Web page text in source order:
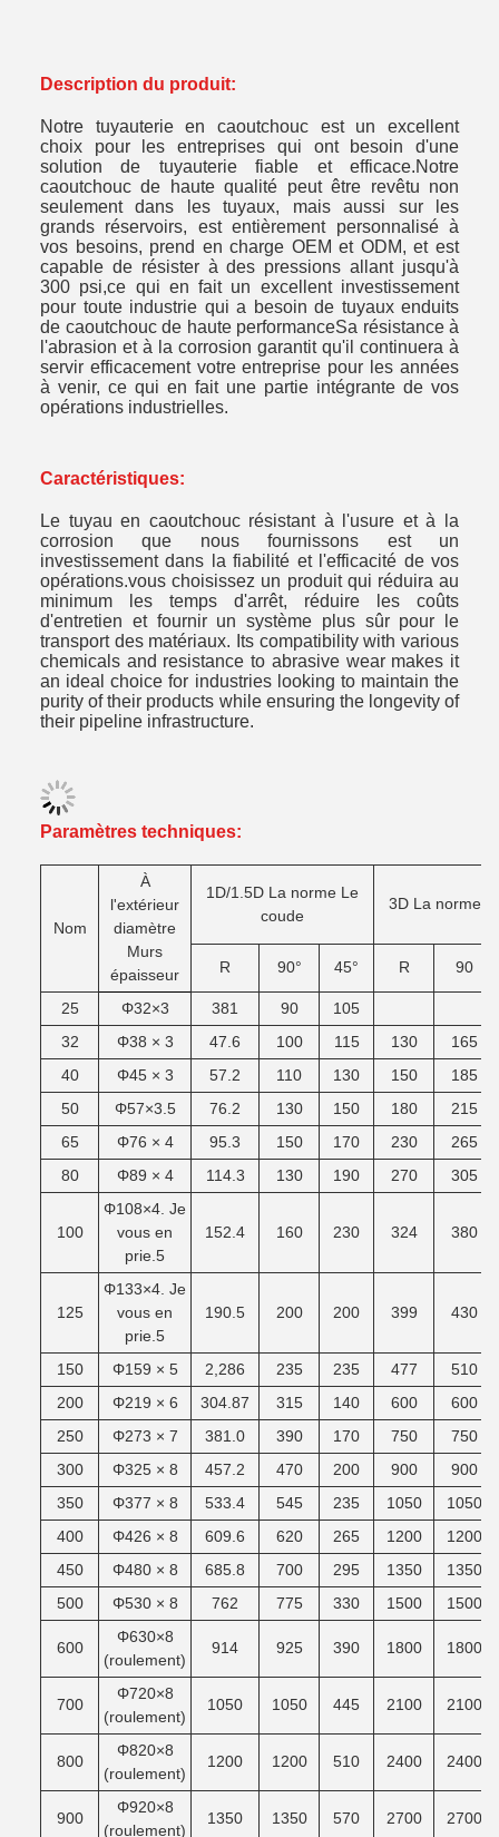
Description du produit:
Notre tuyauterie en caoutchouc est un excellent
choix pour les entreprises qui ont besoin d'une
solution de tuyauterie fiable et efficace.Notre
caoutchouc de haute qualité peut être revêtu non
seulement dans les tuyaux, mais aussi sur les
grands réservoirs, est entièrement personnalisé à
vos besoins, prend en charge OEM et ODM, et est
capable de résister à des pressions allant jusqu'à
300 psi,ce qui en fait un excellent investissement
pour toute industrie qui a besoin de tuyaux enduits
de caoutchouc de haute performanceSa résistance à
l'abrasion et à la corrosion garantit qu'il continuera à
servir efficacement votre entreprise pour les années
à venir, ce qui en fait une partie intégrante de vos
opérations industrielles.
Caractéristiques:
Le tuyau en caoutchouc résistant à l'usure et à la
corrosion que nous fournissons est un
investissement dans la fiabilité et l'efficacité de vos
opérations.vous choisissez un produit qui réduira au
minimum les temps d'arrêt, réduire les coûts
d'entretien et fournir un système plus sûr pour le
transport des matériaux. Its compatibility with various
chemicals and resistance to abrasive wear makes it
an ideal choice for industries looking to maintain the
purity of their products while ensuring the longevity of
their pipeline infrastructure.
Paramètres techniques:
Nom
À
l'extérieur
diamètre
Murs
épaisseur
1D/1.5D La norme Le
coude
3D La norme
R 90° 45° R 90
25 Φ32×3 381 90
105
32
Φ38 × 3 47.6 100 115 130
165
40
Φ45 × 3 57.2 110 130 150
185
50
Φ57×3.5 76.2 130 150 180
215
65
Φ76 × 4 95.3 150 170 230
265
80
Φ89 × 4 114.3 130 190 270 305
100
Φ108×4. Je
vous en
prie.5
152.4 160 230 324 380
125
Φ133×4. Je
vous en
prie.5
190.5 200 200 399 430
150 Φ159 × 5 2,286 235 235 477
510
200
Φ219 × 6 304.87 315 140 600
600
250
Φ273 × 7 381.0 390 170 750
750
300
Φ325 × 8 457.2 470 200 900
900
350
Φ377 × 8 533.4 545 235 1050
1050
400
Φ426 × 8 609.6 620 265 1200
1200
450
Φ480 × 8 685.8 700 295 1350
1350
500
Φ530 × 8 762 775 330 1500 1500
600
Φ630×8
(roulement)
914 925 390 1800 1800
700
Φ720×8
(roulement)
1050 1050 445 2100 2100
800
Φ820×8
(roulement)
1200 1200 510 2400 2400
900
Φ920×8
(roulement)
1350 1350 570 2700 2700